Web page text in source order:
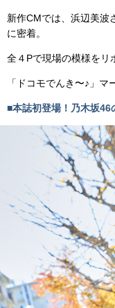
新作CMでは、浜辺美波
に密着。
全４Pで現場の模様をリ
「ドコモでんき〜♪」
■本誌初登場！乃木坂46